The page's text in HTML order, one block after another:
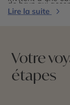
de brun qui
foules. Explorer
pour ressentir
sauvage et
Lire la suite
Votre
étapes